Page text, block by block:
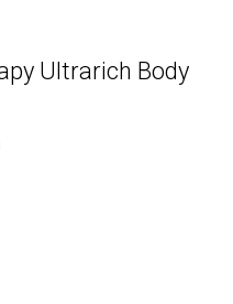
Ultrarich Body